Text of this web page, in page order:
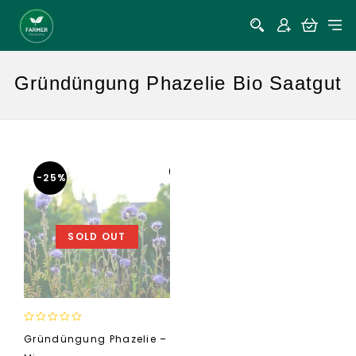
Gründüngung Phazelie Bio Saatgut
SOLD OUT
-25%
out
Gründüngung Phazelie –